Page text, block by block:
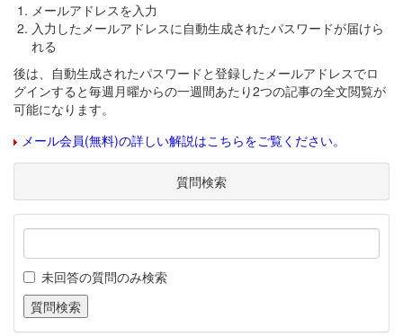
メールアドレスを入力
入力したメールアドレスに自動生成されたパスワードが届けら
れる
後は、自動生成されたパスワードと登録したメールアドレスでロ
グインすると毎週月曜からの一週間あたり2つの記事の全文閲覧が
可能になります。
メール会員(無料)の詳しい解説はこちらをご覧ください。
質問検索
未回答の質問のみ検索